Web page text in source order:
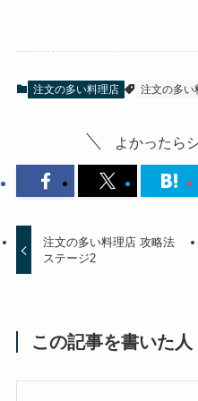
注文の多い料理店 注文の多い
よかったら
注文の多い料理店 攻略法
ステージ2
この記事を書いた人